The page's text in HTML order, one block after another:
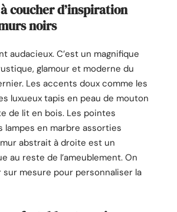
coucher d’inspiration
noirs
audacieux. C’est un magnifique
glamour et moderne du
Les accents doux comme les
luxueux tapis en peau de mouton
de lit en bois. Les pointes
lampes en marbre assorties
abstrait à droite est un
au reste de l’ameublement. On
mesure pour personnaliser la